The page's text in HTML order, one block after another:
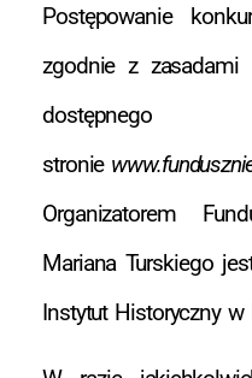
Postępowanie
zgodnie z zasadami
stronie
Organizatorem
Mariana Turskiego
Instytut Historyczny w